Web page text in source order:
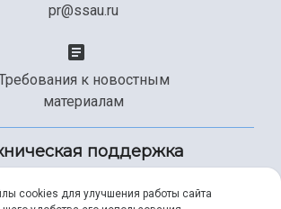
pr@ssau.ru
к новостным
материалам
поддержка
cookies для улучшения работы сайта